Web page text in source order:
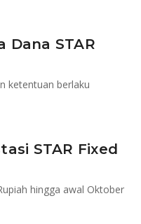
Dana STAR
ketentuan berlaku
STAR Fixed
hingga awal Oktober